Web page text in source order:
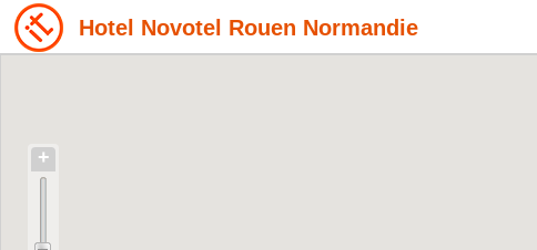
Hotel Novotel Rouen Normandie
+